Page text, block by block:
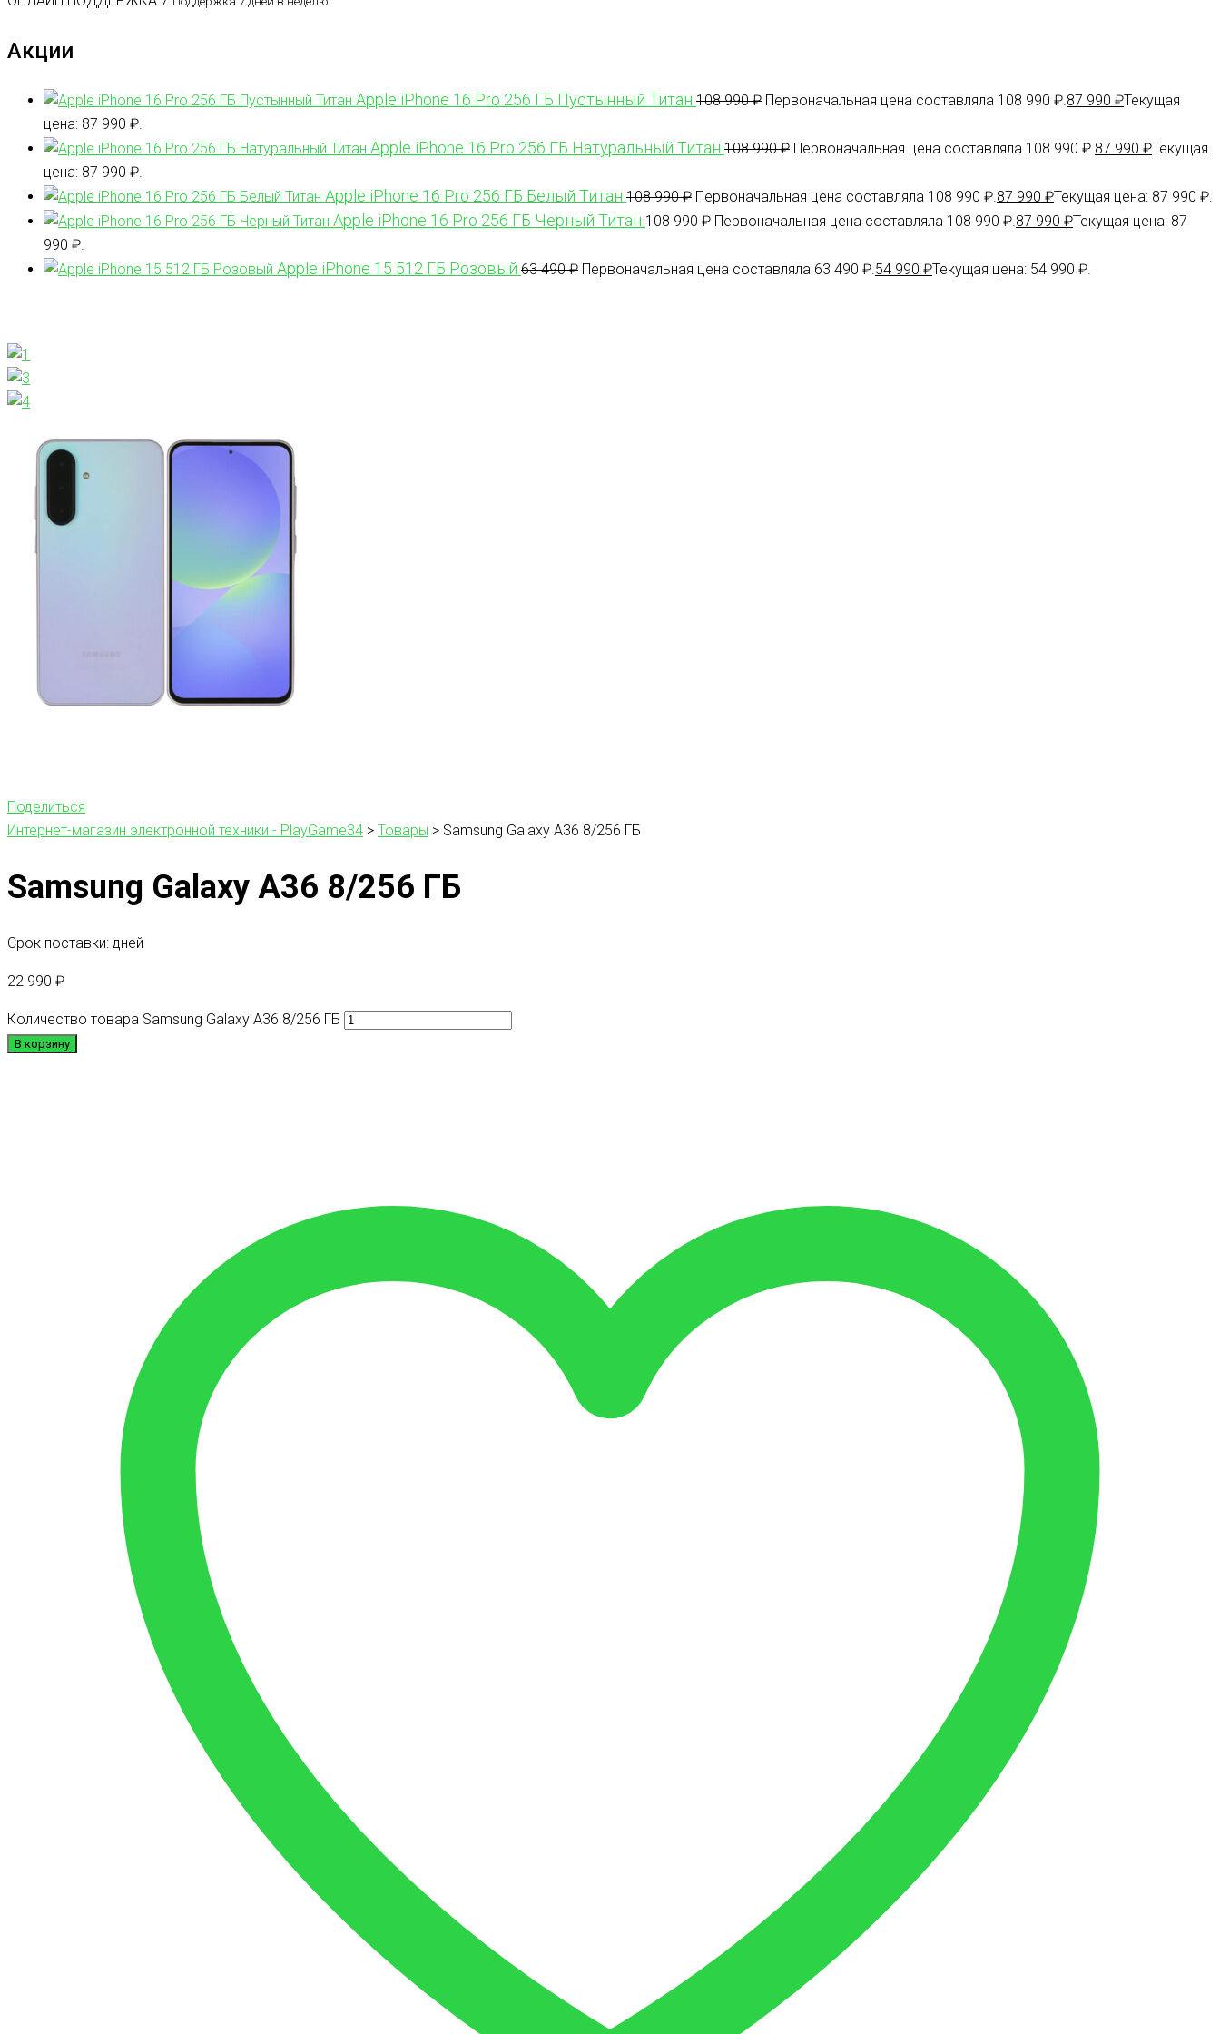
Акции
Apple iPhone 16 Pro 256 ГБ Пустынный Титан 108 990₽ Первоначальная цена составляла 108 990 ₽. 87 990 ₽Текущая
цена: 87 990 ₽.
Apple iPhone 16 Pro 256 ГБ Натуральный Титан 108 990₽ Первоначальная цена составляла 108 990 ₽. 87 990 ₽Текущая
цена: 87 990 ₽.
Apple iPhone 16 Pro 256 ГБ Белый Титан 108 990₽ Первоначальная цена составляла 108 990 ₽. 87 990 ₽Текущая цена: 87 990 ₽.
Apple iPhone 16 Pro 256 ГБ Черный Титан 108 990₽ Первоначальная цена составляла 108 990 ₽. 87 990 ₽Текущая цена: 87
990 ₽.
Apple iPhone 15 512 ГБ Розовый 63 490₽ Первоначальная цена составляла 63 490 ₽. 54 990 ₽Текущая цена: 54 990 ₽.
Поделиться
Интернет-магазин электронной техники - PlayGame34 > Товары > Samsung Galaxy A36 8/256 ГБ
Samsung Galaxy A36 8/256 ГБ
Срок поставки: дней
22 990 ₽
Количество товара Samsung Galaxy A36 8/256 ГБ
В корзину